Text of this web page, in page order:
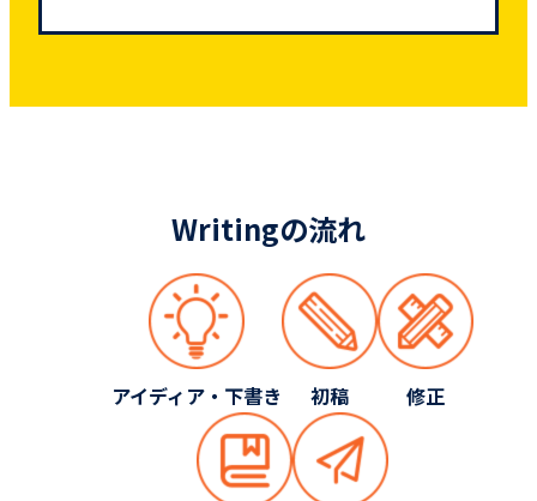
Writingの流れ
アイディア・下書き 初稿 修正